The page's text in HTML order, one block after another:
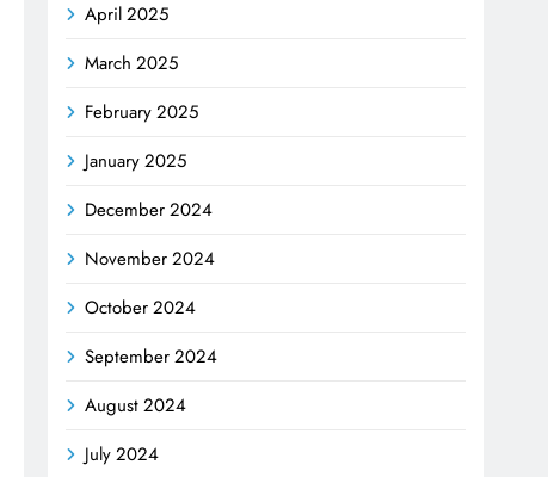
April 2025
March 2025
February 2025
January 2025
December 2024
November 2024
October 2024
September 2024
August 2024
July 2024